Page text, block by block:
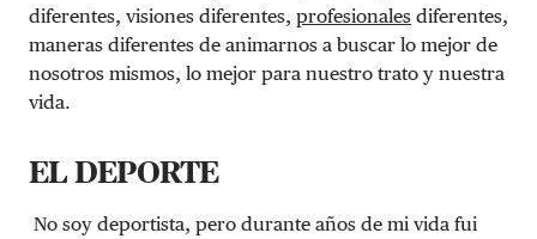
diferentes, visiones diferentes, profesionales diferentes,
maneras diferentes de animarnos a buscar lo mejor de
nosotros mismos, lo mejor para nuestro trato y nuestra
vida.
EL DEPORTE
No soy deportista, pero durante años de mi vida fui